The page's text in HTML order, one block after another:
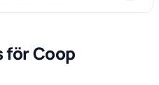
för Coop